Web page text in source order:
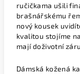
ručičkama ušili
brašnářskému
nový kousek
kvalitou stojíme
mají doživotní
Dámská kožená